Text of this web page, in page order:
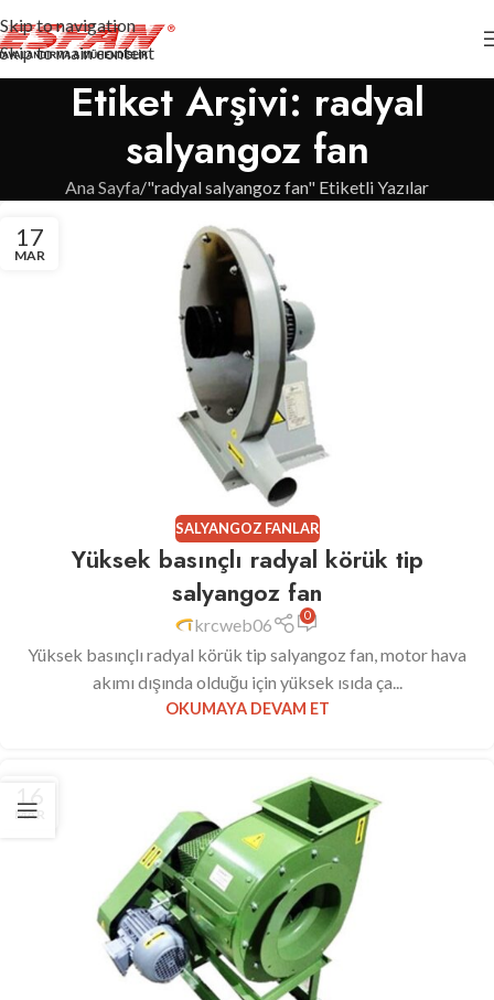
Skip to navigation
Skip to main content
Etiket Arşivi: radyal
salyangoz fan
Ana Sayfa "radyal salyangoz fan" Etiketli Yazılar
17
MAR
SALYANGOZ FANLAR
Yüksek basınçlı radyal körük tip
salyangoz fan
krcweb06 0
Yüksek basınçlı radyal körük tip salyangoz fan, motor hava
akımı dışında olduğu için yüksek ısıda ça...
OKUMAYA DEVAM ET
16
MAR